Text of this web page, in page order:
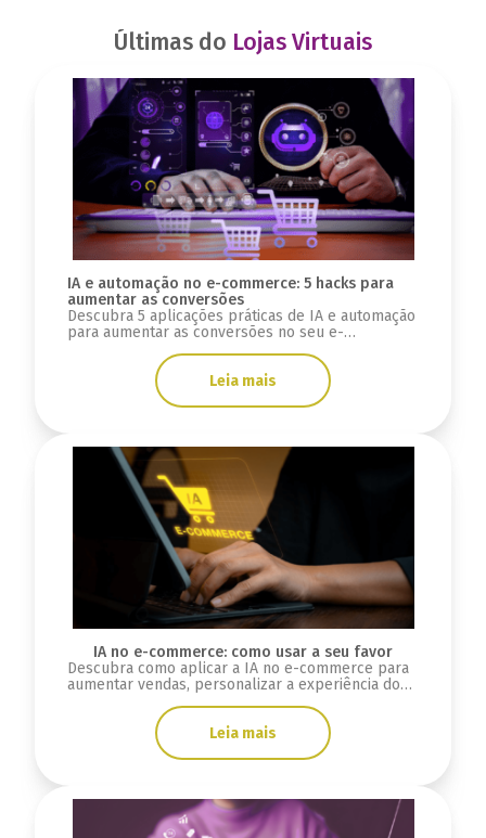
Últimas do Lojas Virtuais
IA e automação no e-commerce: 5 hacks para
aumentar as conversões
Descubra 5 aplicações práticas de IA e automação
para aumentar as conversões no seu e-
Leia mais
IA no e-commerce: como usar a seu favor
Descubra como aplicar a IA no e-commerce para
aumentar vendas, personalizar a experiência do
Leia mais